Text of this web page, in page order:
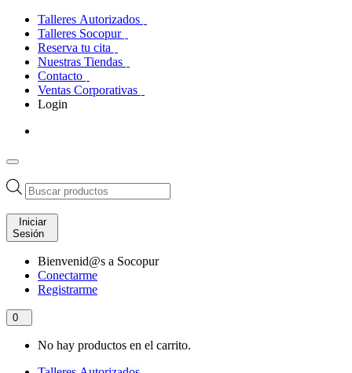
Talleres Autorizados
Talleres Socopur
Reserva tu cita
Nuestras Tiendas
Contacto
Ventas Corporativas
Login
Búsqueda
de
productos
Iniciar
Sesión
Bienvenid@s a Socopur
Conectarme
Registrarme
0
No hay productos en el carrito.